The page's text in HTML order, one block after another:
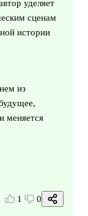
уделяет
сценам
истории
из
меняется
1 0